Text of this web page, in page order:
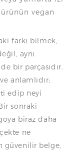
vegan
farkı bilmek,
aynı
bir parçasıdır.
anlamlıdır;
edip neyi
sonraki
biraz daha
ne
güvenilir belge,